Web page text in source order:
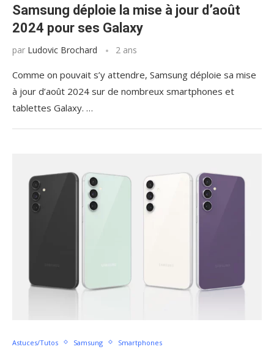
Samsung déploie la mise à jour d’août
2024 pour ses Galaxy
par Ludovic Brochard 2 ans
Comme on pouvait s’y attendre, Samsung déploie sa mise
à jour d’août 2024 sur de nombreux smartphones et
tablettes Galaxy. …
Astuces/Tutos Samsung Smartphones